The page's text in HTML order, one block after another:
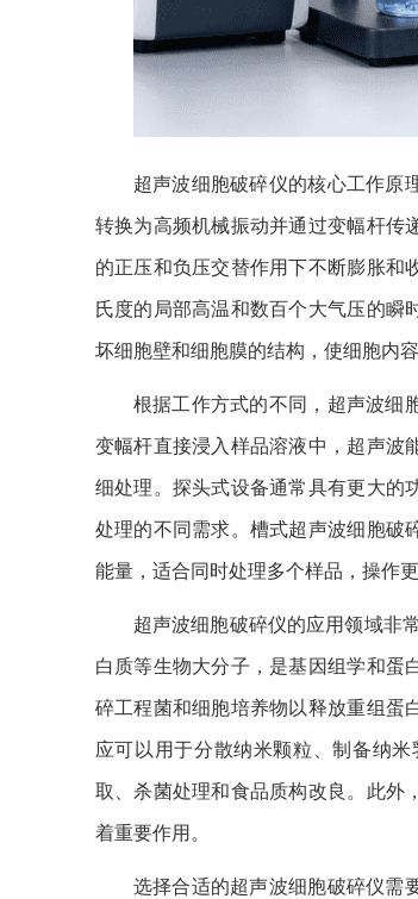
超声波细胞破碎仪的核心工作原
转换为高频机械振动并通过变幅杆传
的正压和负压交替作用下不断膨胀和
氏度的局部高温和数百个大气压的瞬
坏细胞壁和细胞膜的结构，使细胞内
根据工作方式的不同，超声波细
变幅杆直接浸入样品溶液中，超声波
细处理。探头式设备通常具有更大的
处理的不同需求。槽式超声波细胞破
能量，适合同时处理多个样品，操作
超声波细胞破碎仪的应用领域非
白质等生物大分子，是基因组学和蛋
碎工程菌和细胞培养物以释放重组蛋
应可以用于分散纳米颗粒、制备纳
取、杀菌处理和食品质构改良。此外
着重要作用。
选择合适的超声波细胞破碎仪需